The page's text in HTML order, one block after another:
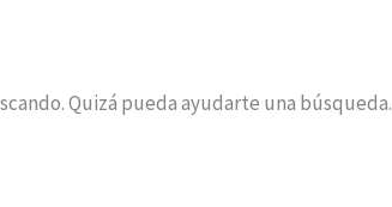
Quizá pueda ayudarte una búsqueda.